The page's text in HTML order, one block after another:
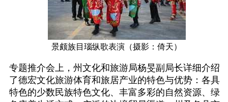
景颇族目瑙纵歌表演（摄影：倚天）
专题推介会上，州文化和旅游局杨旻副局长详细介绍
了德宏文化旅游体育和旅居产业的特色与优势：各具
特色的少数民族特色文化、丰富多彩的自然资源、绿